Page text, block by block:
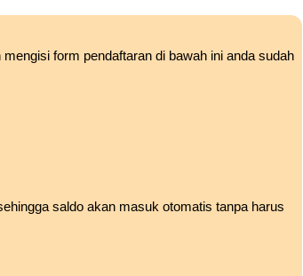
form pendaftaran di bawah ini anda sudah
saldo akan masuk otomatis tanpa harus